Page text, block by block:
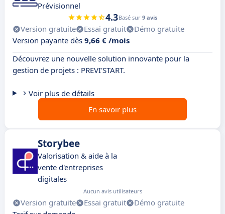
Prévisionnel
4.3Basé sur 9 avis
Version gratuite Essai gratuit
Démo gratuite
Version payante dès 9,66 € /mois
Découvrez une nouvelle solution innovante pour la
gestion de projets : PREVI'START.
Voir plus de détails
En savoir plus
Storybee
Valorisation & aide à la
vente d'entreprises
digitales
Aucun avis utilisateurs
Version gratuite Essai gratuit
Démo gratuite